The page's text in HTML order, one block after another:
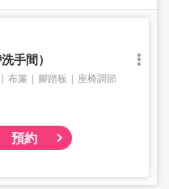
箱中可存放的行李最大尺
量不超過 10 公斤，每人
上車或存放在後行李箱
運。
，您將被拒絕乘車，並
易碎物品、危險物品、
手間）
布簾 腳踏板
座椅調節
預約